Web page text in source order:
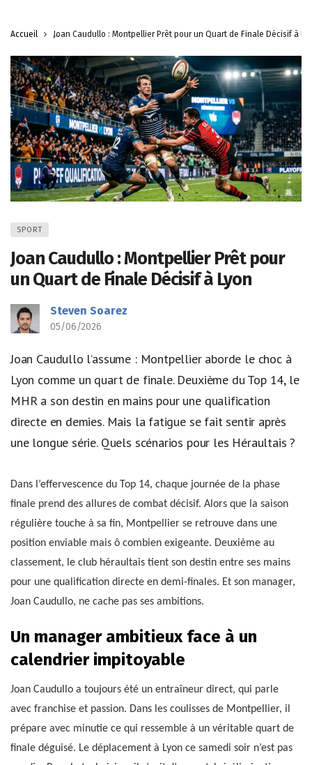
Accueil Joan Caudullo : Montpellier Prêt pour un Quart de Finale Décisif à
SPORT
Joan Caudullo : Montpellier Prêt pour
un Quart de Finale Décisif à Lyon
Steven Soarez
05/06/2026
Joan Caudullo l’assume : Montpellier aborde le choc à
Lyon comme un quart de finale. Deuxième du Top 14, le
MHR a son destin en mains pour une qualification
directe en demies. Mais la fatigue se fait sentir après
une longue série. Quels scénarios pour les Héraultais ?
Dans l’effervescence du Top 14, chaque journée de la phase
finale prend des allures de combat décisif. Alors que la saison
régulière touche à sa fin, Montpellier se retrouve dans une
position enviable mais ô combien exigeante. Deuxième au
classement, le club héraultais tient son destin entre ses mains
pour une qualification directe en demi-finales. Et son manager,
Joan Caudullo, ne cache pas ses ambitions.
Un manager ambitieux face à un
calendrier impitoyable
Joan Caudullo a toujours été un entraîneur direct, qui parle
avec franchise et passion. Dans les coulisses de Montpellier, il
prépare avec minutie ce qui ressemble à un véritable quart de
finale déguisé. Le déplacement à Lyon ce samedi soir n’est pas